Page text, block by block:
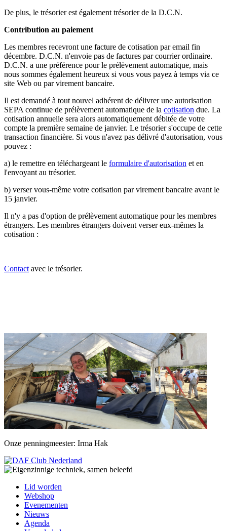
De plus, le trésorier est également trésorier de la D.C.N.
Contribution au paiement
Les membres recevront une facture de cotisation par email fin
décembre. D.C.N. n'envoie pas de factures par courrier ordinaire.
D.C.N. a une préférence pour le prélèvement automatique, mais
nous sommes également heureux si vous vous payez à temps via ce
site Web ou par virement bancaire.
Il est demandé à tout nouvel adhérent de délivrer une autorisation
SEPA continue de prélèvement automatique de la cotisation due. La
cotisation annuelle sera alors automatiquement débitée de votre
compte la première semaine de janvier. Le trésorier s'occupe de cette
transaction financière. Si vous n'avez pas délivré d'autorisation, vous
pouvez :
a) le remettre en téléchargeant le formulaire d'autorisation et en
l'envoyant au trésorier.
b) verser vous-même votre cotisation par virement bancaire avant le
15 janvier.
Il n'y a pas d'option de prélèvement automatique pour les membres
étrangers. Les membres étrangers doivent verser eux-mêmes la
cotisation :
Contact avec le trésorier.
Onze penningmeester: Irma Hak
Lid worden
Webshop
Evenementen
Nieuws
Agenda